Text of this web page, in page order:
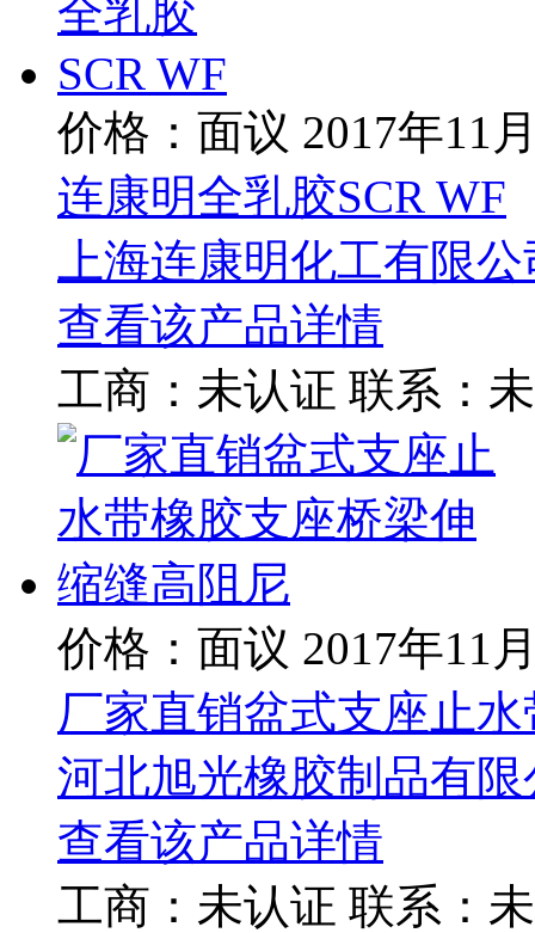
价格：面议 2017年11
连康明全乳胶SCR WF
上海连康明化工有限
查看该产品详情
工商： 未认证 联系：
价格：面议 2017年11
厂家直销盆式支座止
河北旭光橡胶制品有限
查看该产品详情
工商： 未认证 联系：